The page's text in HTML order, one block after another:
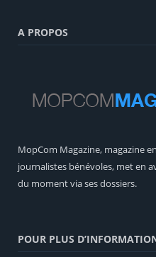
A PROPOS
MopCom Magazine, magazine
journalistes bénévoles, met en
du moment via ses dossiers.
POUR PLUS